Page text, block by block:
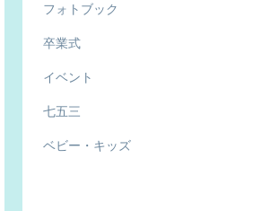
フォトブック
卒業式
イベント
七五三
ベビー・キッズ